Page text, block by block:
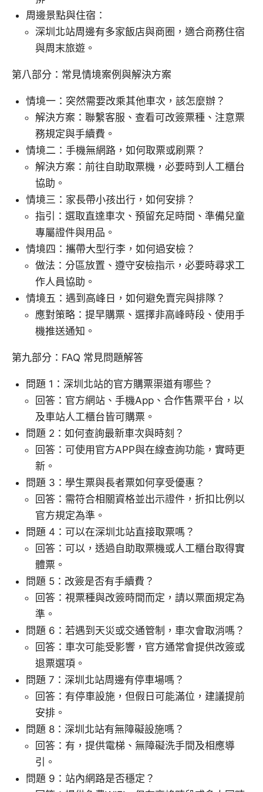
周邊景點與住宿：
深圳北站周邊有多家飯店與商圈，適合商務住宿
與周末旅遊。
第八部分：常見情境案例與解決方案
情境一：突然需要改乘其他車次，該怎麼辦？
解決方案：聯繫客服、查看可改簽票種、注意票
務規定與手續費。
情境二：手機無網路，如何取票或刷票？
解決方案：前往自助取票機，必要時到人工櫃台
協助。
情境三：家長帶小孩出行，如何安排？
指引：選取直達車次、預留充足時間、準備兒童
專屬證件與用品。
情境四：攜帶大型行李，如何過安檢？
做法：分區放置、遵守安檢指示，必要時尋求工
作人員協助。
情境五：遇到高峰日，如何避免賣完與排隊？
應對策略：提早購票、選擇非高峰時段、使用手
機推送通知。
第九部分：FAQ 常見問題解答
問題 1：深圳北站的官方購票渠道有哪些？
回答：官方網站、手機App、合作售票平台，以
及車站人工櫃台皆可購票。
問題 2：如何查詢最新車次與時刻？
回答：可使用官方APP與在線查詢功能，實時更
新。
問題 3：學生票與長者票如何享受優惠？
回答：需符合相關資格並出示證件，折扣比例以
官方規定為準。
問題 4：可以在深圳北站直接取票嗎？
回答：可以，透過自助取票機或人工櫃台取得實
體票。
問題 5：改簽是否有手續費？
回答：視票種與改簽時間而定，請以票面規定為
準。
問題 6：若遇到天災或交通管制，車次會取消嗎？
回答：車次可能受影響，官方通常會提供改簽或
退票選項。
問題 7：深圳北站周邊有停車場嗎？
回答：有停車設施，但假日可能滿位，建議提前
安排。
問題 8：深圳北站有無障礙設施嗎？
回答：有，提供電梯、無障礙洗手間及相應導
引。
問題 9：站內網路是否穩定？